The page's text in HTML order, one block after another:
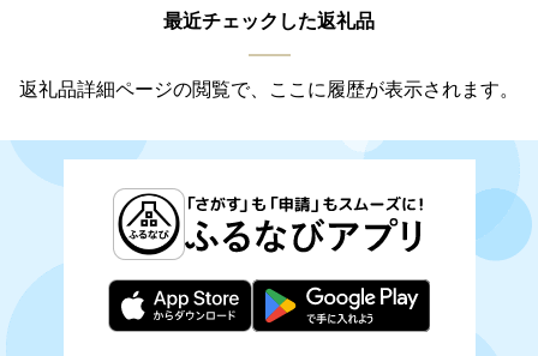
最近チェックした返礼品
返礼品詳細ページの閲覧で、ここに履歴が表示されます。